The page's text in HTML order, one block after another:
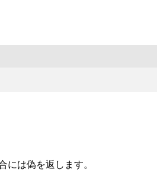
は偽を返します。